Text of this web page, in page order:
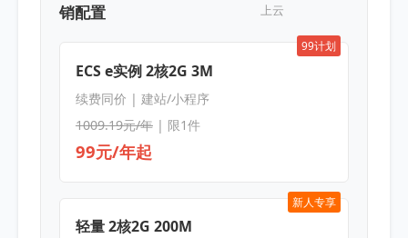
销配置
上云
99计划
ECS e实例 2核2G 3M
续费同价 | 建站/小程序
1009.19元/年| 限1件
99元/年起
新人专享
轻量 2核2G 200M